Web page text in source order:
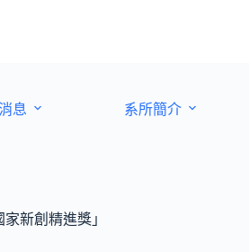
息 系所簡介
新創精進獎」